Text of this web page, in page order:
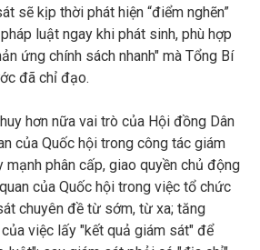
sẽ kịp thời phát hiện “điểm nghẽn”
luật ngay khi phát sinh, phù hợp
ứng chính sách nhanh" mà Tổng Bí
đã chỉ đạo.
hơn nữa vai trò của Hội đồng Dân
của Quốc hội trong công tác giám
phân cấp, giao quyền chủ động
của Quốc hội trong việc tổ chức
chuyên đề từ sớm, từ xa; tăng
việc lấy "kết quả giám sát" để